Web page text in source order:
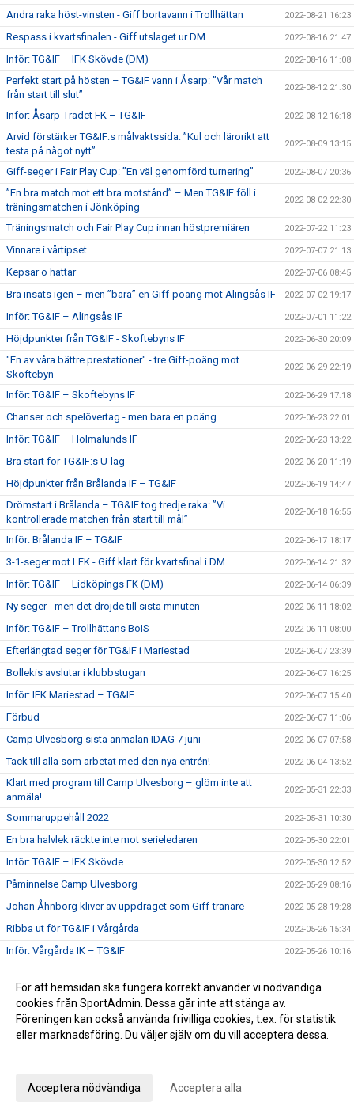
Andra raka höst-vinsten - Giff bortavann i Trollhättan 2022-08-21 16:23
Respass i kvartsfinalen - Giff utslaget ur DM 2022-08-16 21:47
Inför: TG&IF – IFK Skövde (DM) 2022-08-16 11:08
Perfekt start på hösten – TG&IF vann i Åsarp: ”Vår match
från start till slut”
2022-08-12 21:30
Inför: Åsarp-Trädet FK – TG&IF 2022-08-12 16:18
Arvid förstärker TG&IF:s målvaktssida: ”Kul och lärorikt att
testa på något nytt”
2022-08-09 13:15
Giff-seger i Fair Play Cup: ”En väl genomförd turnering” 2022-08-07 20:36
”En bra match mot ett bra motstånd” – Men TG&IF föll i
träningsmatchen i Jönköping
2022-08-02 22:30
Träningsmatch och Fair Play Cup innan höstpremiären 2022-07-22 11:23
Vinnare i vårtipset 2022-07-07 21:13
Kepsar o hattar 2022-07-06 08:45
Bra insats igen – men ”bara” en Giff-poäng mot Alingsås IF 2022-07-02 19:17
Inför: TG&IF – Alingsås IF 2022-07-01 11:22
Höjdpunkter från TG&IF - Skoftebyns IF 2022-06-30 20:09
"En av våra bättre prestationer" - tre Giff-poäng mot
Skoftebyn
2022-06-29 22:19
Inför: TG&IF – Skoftebyns IF 2022-06-29 17:18
Chanser och spelövertag - men bara en poäng 2022-06-23 22:01
Inför: TG&IF – Holmalunds IF 2022-06-23 13:22
Bra start för TG&IF:s U-lag 2022-06-20 11:19
Höjdpunkter från Brålanda IF – TG&IF 2022-06-19 14:47
Drömstart i Brålanda – TG&IF tog tredje raka: ”Vi
kontrollerade matchen från start till mål”
2022-06-18 16:55
Inför: Brålanda IF – TG&IF 2022-06-17 18:17
3-1-seger mot LFK - Giff klart för kvartsfinal i DM 2022-06-14 21:32
Inför: TG&IF – Lidköpings FK (DM) 2022-06-14 06:39
Ny seger - men det dröjde till sista minuten 2022-06-11 18:02
Inför: TG&IF – Trollhättans BoIS 2022-06-11 08:00
Efterlängtad seger för TG&IF i Mariestad 2022-06-07 23:39
Bollekis avslutar i klubbstugan 2022-06-07 16:25
Inför: IFK Mariestad – TG&IF 2022-06-07 15:40
Förbud 2022-06-07 11:06
Camp Ulvesborg sista anmälan IDAG 7 juni 2022-06-07 07:58
Tack till alla som arbetat med den nya entrén! 2022-06-04 13:52
Klart med program till Camp Ulvesborg – glöm inte att
anmäla!
2022-05-31 22:33
Sommaruppehåll 2022 2022-05-31 10:30
En bra halvlek räckte inte mot serieledaren 2022-05-30 22:01
Inför: TG&IF – IFK Skövde 2022-05-30 12:52
Påminnelse Camp Ulvesborg 2022-05-29 08:16
Johan Åhnborg kliver av uppdraget som Giff-tränare 2022-05-28 19:28
Ribba ut för TG&IF i Vårgårda 2022-05-26 15:34
Inför: Vårgårda IK – TG&IF 2022-05-26 10:16
Uddamålsförlust i derbyt 2022-05-21 21:34
Inför: TG&IF – IFK Tidaholm 2022-05-21 07:03
Sörman: ”Att vinna ett derby är det bästa som kan hända” 2022-05-20 17:28
TG&IF enkelt vidare i DM
För att hemsidan ska fungera korrekt använder vi nödvändiga
cookies från SportAdmin. Dessa går inte att stänga av.
Föreningen kan också använda frivilliga cookies, t.ex. för statistik
eller marknadsföring. Du väljer själv om du vill acceptera dessa.
Acceptera nödvändiga Acceptera alla